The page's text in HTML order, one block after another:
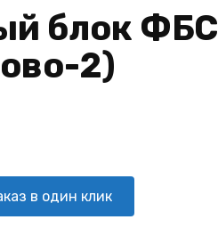
блок ФБС
2)
в один клик